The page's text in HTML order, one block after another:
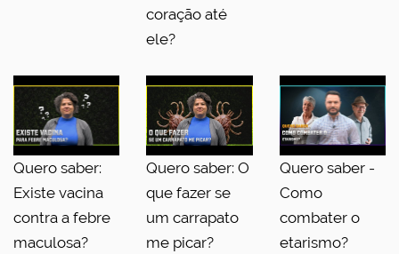
coração até
ele?
Quero saber:
Existe vacina
contra a febre
maculosa?
Quero saber: O
que fazer se
um carrapato
me picar?
Quero saber -
Como
combater o
etarismo?